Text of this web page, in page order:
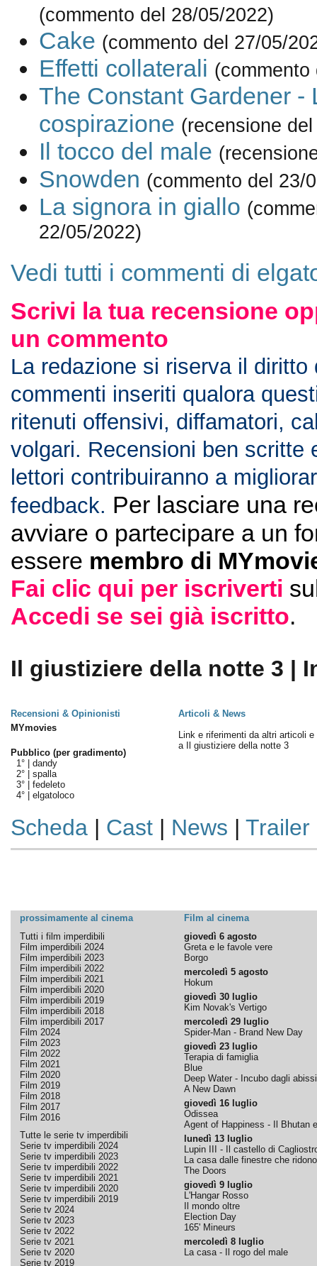
(commento del 28/05/2022)
Cake (commento del 27/05/
Effetti collaterali (commento
The Constant Gardener -
cospirazione (recensione
Il tocco del male
Snowden (commento del 23/
La signora in giallo
22/05/2022)
Vedi tutti i commenti di
Scrivi la tua recensione
un commento
La redazione si riserva il diritto
commenti inseriti qualora
ritenuti offensivi, diffamatori,
volgari. Recensioni ben scritte
lettori contribuiranno a
feedback. Per lasciare una
avviare o partecipare a un
essere membro di
Fai clic qui per iscriverti
Accedi se sei già iscritto.
Il giustiziere della notte 3 |
Recensioni & Opinionisti
Articoli & News
MYmovies
Pubblico (per gradimento)
1° | dandy
2° | spalla
3° | fedeleto
4° | elgatoloco
Link e riferimenti da altri articoli e
a Il giustiziere della notte 3
Scheda| Cast| News | Trailer
prossimamente al cinema
Film al cinema
Tutti i film imperdibili
Film imperdibili 2024
Film imperdibili 2023
Film imperdibili 2022
Film imperdibili 2021
Film imperdibili 2020
Film imperdibili 2019
Film imperdibili 2018
Film imperdibili 2017
Film 2024
Film 2023
Film 2022
Film 2021
Film 2020
Film 2019
Film 2018
Film 2017
Film 2016
Tutte le serie tv imperdibili
Serie tv imperdibili 2024
Serie tv imperdibili 2023
Serie tv imperdibili 2022
Serie tv imperdibili 2021
Serie tv imperdibili 2020
Serie tv imperdibili 2019
Serie tv 2024
Serie tv 2023
Serie tv 2022
Serie tv 2021
Serie tv 2020
Serie tv 2019
giovedì 6 agosto
Greta e le favole vere
Borgo
mercoledì 5 agosto
Hokum
giovedì 30 luglio
Kim Novak's Vertigo
mercoledì 29 luglio
Spider-Man - Brand New Day
giovedì 23 luglio
Terapia di famiglia
Blue
Deep Water - Incubo dagli abissi
A New Dawn
giovedì 16 luglio
Odissea
Agent of Happiness - Il Bhutan
lunedì 13 luglio
Lupin III - Il castello di
La casa dalle finestre che ridono
The Doors
giovedì 9 luglio
L'Hangar Rosso
Il mondo oltre
Election Day
165' Mineurs
mercoledì 8 luglio
La casa - Il rogo del male